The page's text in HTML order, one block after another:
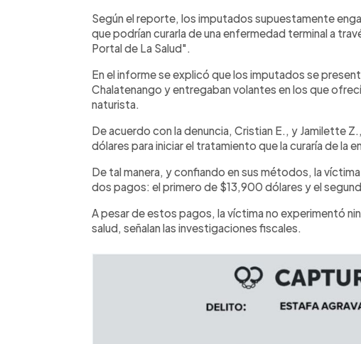
Según el reporte, los imputados supuestamente
que podrían curarla de una enfermedad terminal a
Portal de La Salud".
En el informe se explicó que los imputados se
Chalatenango y entregaban volantes en los que
naturista.
De acuerdo con la denuncia, Cristian E., y Jamilette
dólares para iniciar el tratamiento que la curaría de la
De tal manera, y confiando en sus métodos, la
dos pagos: el primero de $13,900 dólares y el
A pesar de estos pagos, la víctima no experimentó
salud, señalan las investigaciones fiscales.